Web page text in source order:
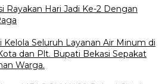
Rayakan Hari Jadi Ke-2 Dengan
Seluruh Layanan Air Minum di
dan Plt. Bupati Bekasi Sepakat
Warga.